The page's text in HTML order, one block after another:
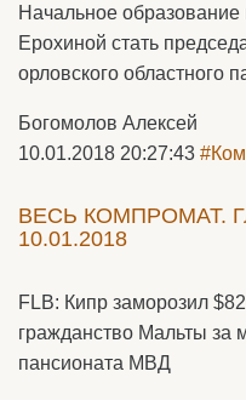
Начальное
Ерохиной стать
орловского областного
Богомолов Алексей
10.01.2018 20:27:43
ВЕСЬ КОМПРОМАТ.
10.01.2018
FLB: Кипр заморозил
гражданство Мальты за
пансионата МВД